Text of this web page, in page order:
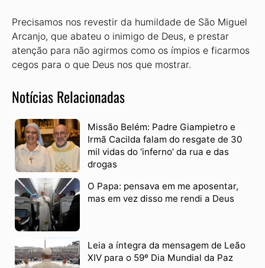
Precisamos nos revestir da humildade de São Miguel
Arcanjo, que abateu o inimigo de Deus, e prestar
atenção para não agirmos como os ímpios e ficarmos
cegos para o que Deus nos que mostrar.
Notícias Relacionadas
Missão Belém: Padre Giampietro e
Irmã Cacilda falam do resgate de 30
mil vidas do ‘inferno’ da rua e das
drogas
O Papa: pensava em me aposentar,
mas em vez disso me rendi a Deus
Leia a íntegra da mensagem de Leão
XIV para o 59º Dia Mundial da Paz